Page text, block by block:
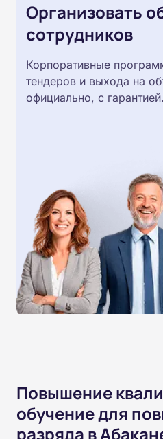
Организовать
сотрудников
Корпоративные
тендеров и выхода на
официально, с гарантией.
Повышение
обучение для
разряда в